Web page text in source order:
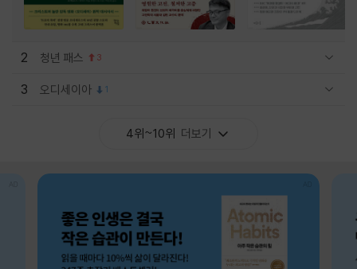
2 청년 패스 3
3 오디세이아 1
4위~10위 더보기